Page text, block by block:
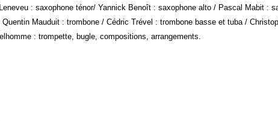
: saxophone ténor/ Yannick Benoît : saxophone alto / Pascal Mabit :
Mauduit : trombone / Cédric Trével : trombone basse et tuba /
: trompette, bugle, compositions, arrangements.